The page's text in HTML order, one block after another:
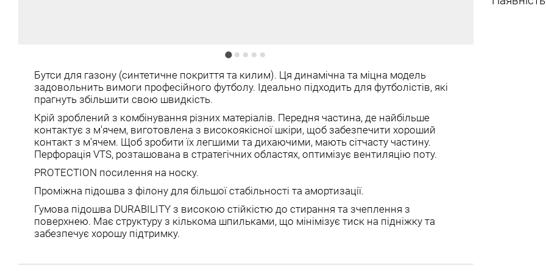
Бутси для газону (синтетичне покриття та килим). Ця динамічна та міцна модель
задовольнить вимоги професійного футболу. Ідеально підходить для футболістів, які
прагнуть збільшити свою швидкість.
Крій зроблений з комбінування різних матеріалів. Передня частина, де найбільше
контактує з м'ячем, виготовлена ​​з високоякісної шкіри, щоб забезпечити хороший
контакт з м'ячем. Щоб зробити їх легшими та дихаючими, мають сітчасту частину.
Перфорація VTS, розташована в стратегічних областях, оптимізує вентиляцію поту.
PROTECTION посилення на носку.
Проміжна підошва з філону для більшої стабільності та амортизації.
Гумова підошва DURABILITY з високою стійкістю до стирання та зчеплення з
поверхнею. Має структуру з кількома шпильками, що мінімізує тиск на підніжку та
забезпечує хорошу підтримку.